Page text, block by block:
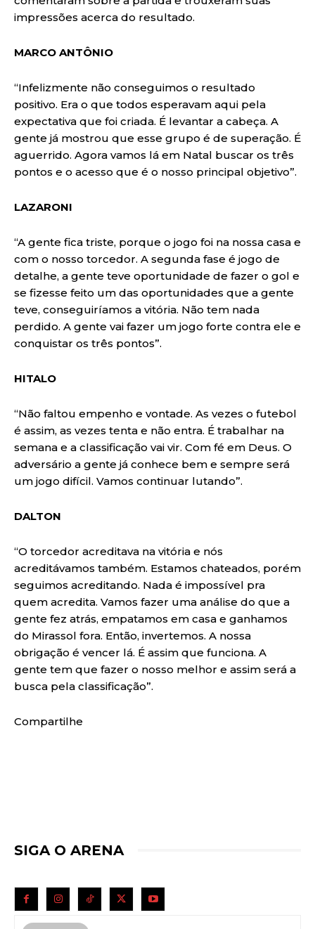
impressões acerca do resultado.
MARCO ANTÔNIO
“Infelizmente não conseguimos o resultado
positivo. Era o que todos esperavam aqui pela
expectativa que foi criada. É levantar a cabeça. A
gente já mostrou que esse grupo é de superação. É
aguerrido. Agora vamos lá em Natal buscar os três
pontos e o acesso que é o nosso principal objetivo”.
LAZARONI
“A gente fica triste, porque o jogo foi na nossa casa e
com o nosso torcedor. A segunda fase é jogo de
detalhe, a gente teve oportunidade de fazer o gol e
se fizesse feito um das oportunidades que a gente
teve, conseguiríamos a vitória. Não tem nada
perdido. A gente vai fazer um jogo forte contra ele e
conquistar os três pontos”.
HITALO
“Não faltou empenho e vontade. As vezes o futebol
é assim, as vezes tenta e não entra. É trabalhar na
semana e a classificação vai vir. Com fé em Deus. O
adversário a gente já conhece bem e sempre será
um jogo difícil. Vamos continuar lutando”.
DALTON
“O torcedor acreditava na vitória e nós
acreditávamos também. Estamos chateados, porém
seguimos acreditando. Nada é impossível pra
quem acredita. Vamos fazer uma análise do que a
gente fez atrás, empatamos em casa e ganhamos
do Mirassol fora. Então, invertemos. A nossa
obrigação é vencer lá. É assim que funciona. A
gente tem que fazer o nosso melhor e assim será a
busca pela classificação”.
Compartilhe
SIGA O ARENA